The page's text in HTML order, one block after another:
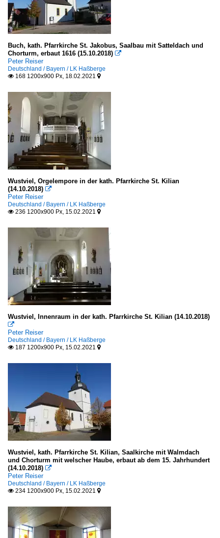
Buch, kath. Pfarrkirche St. Jakobus, Saalbau mit Satteldach und
Chorturm, erbaut 1616 (15.10.2018) 
Peter Reiser
Deutschland / Bayern / LK Haßberge
 168 1200x900 Px, 18.02.2021 
Wustviel, Orgelempore in der kath. Pfarrkirche St. Kilian
(14.10.2018) 
Peter Reiser
Deutschland / Bayern / LK Haßberge
 236 1200x900 Px, 15.02.2021 
Wustviel, Innenraum in der kath. Pfarrkirche St. Kilian (14.10.2018)

Peter Reiser
Deutschland / Bayern / LK Haßberge
 187 1200x900 Px, 15.02.2021 
Wustviel, kath. Pfarrkirche St. Kilian, Saalkirche mit Walmdach
und Chorturm mit welscher Haube, erbaut ab dem 15. Jahrhundert
(14.10.2018) 
Peter Reiser
Deutschland / Bayern / LK Haßberge
 234 1200x900 Px, 15.02.2021 